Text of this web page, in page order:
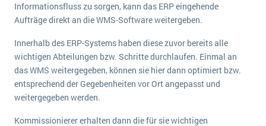
Informationsfluss zu sorgen, kann das ERP eingehende
Aufträge direkt an die WMS-Software weitergeben.
Innerhalb des ERP-Systems haben diese zuvor bereits alle
wichtigen Abteilungen bzw. Schritte durchlaufen. Einmal an
das WMS weitergegeben, können sie hier dann optimiert bzw.
entsprechend der Gegebenheiten vor Ort angepasst und
weitergegeben werden.
Kommissionierer erhalten dann die für sie wichtigen